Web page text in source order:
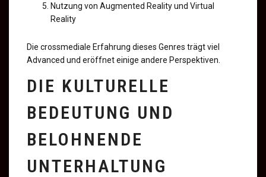
Nutzung von Augmented Reality und Virtual
Reality
Die crossmediale Erfahrung dieses Genres trägt viel
Advanced und eröffnet einige andere Perspektiven.
DIE KULTURELLE
BEDEUTUNG UND
BELOHNENDE
UNTERHALTUNG